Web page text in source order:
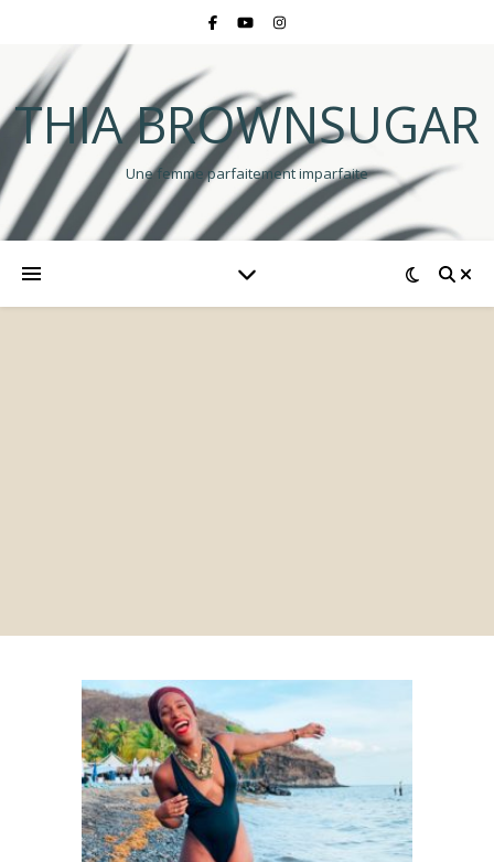
THIA BROWNSUGAR
Une femme parfaitement imparfaite